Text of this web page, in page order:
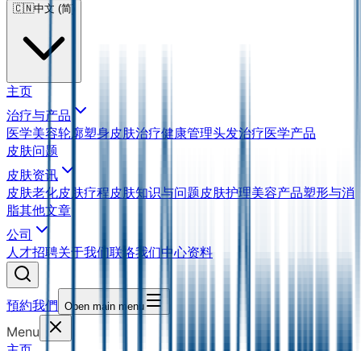
🇨🇳中文 (简)
主页
治疗与产品
医学美容轮廓塑身皮肤治疗健康管理头发治疗医学产品
皮肤问题
皮肤资讯
皮肤老化皮肤疗程皮肤知识与问题皮肤护理美容产品塑形与消
脂其他文章
公司
人才招聘关于我们联络我们中心资料
預約我們 Open main menu
Menu